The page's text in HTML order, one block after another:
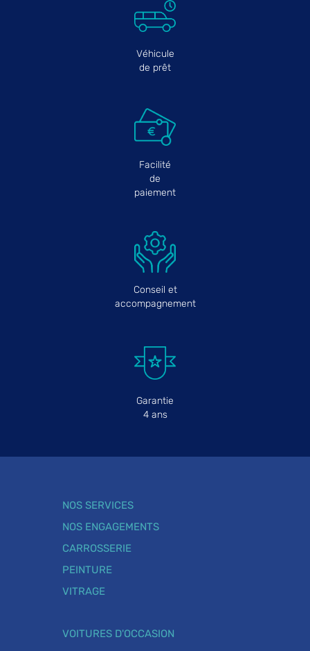
Véhicule
de prêt
Facilité
de
paiement
Conseil et
accompagnement
Garantie
4 ans
NOS SERVICES
NOS ENGAGEMENTS
CARROSSERIE
PEINTURE
VITRAGE
VOITURES D'OCCASION